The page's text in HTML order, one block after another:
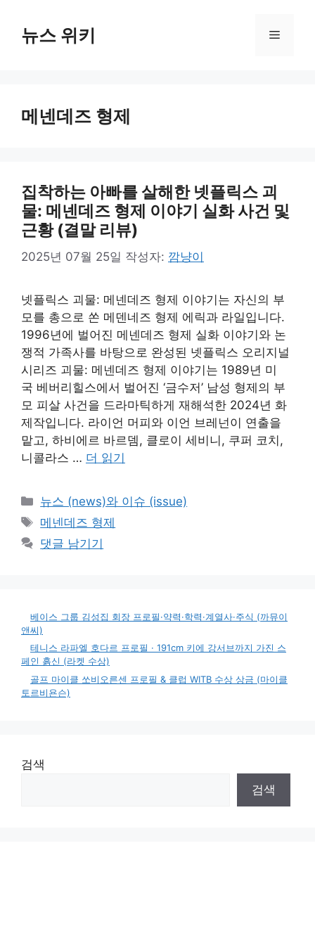
뉴스 위키 메
메넨데즈 형제
집착하는 아빠를 살해한 넷플릭스 괴
물: 메넨데즈 형제 이야기 실화 사건 및
근황 (결말 리뷰)
2025년 07월 25일 작성자: 깜냥이
넷플릭스 괴물: 메넨데즈 형제 이야기는 자신의 부
모를 총으로 쏜 메덴네즈 형제 에릭과 라일입니다.
1996년에 벌어진 메넨데즈 형제 실화 이야기와 논
쟁적 가족사를 바탕으로 완성된 넷플릭스 오리지널
시리즈 괴물: 메넨데즈 형제 이야기는 1989년 미
국 베버리힐스에서 벌어진 ‘금수저’ 남성 형제의 부
모 피살 사건을 드라마틱하게 재해석한 2024년 화
제작입니다. 라이언 머피와 이언 브레넌이 연출을
맡고, 하비에르 바르뎀, 클로이 세비니, 쿠퍼 코치,
니콜라스 … 더 읽기
카
테
고
리
뉴스 (news)와 이슈 (issue)
태
그
메넨데즈 형제
댓글 남기기
베이스 그룹 김성집 회장 프로필·약력·학력·계열사·주식 (까뮤이
앤씨)
테니스 라파엘 호다르 프로필 · 191cm 키에 강서브까지 가진 스
페인 흙신 (라켓 수상)
골프 마이클 쏘비오른센 프로필 & 클럽 WITB 수상 상금 (마이클
토르비욘슨)
검색
검색